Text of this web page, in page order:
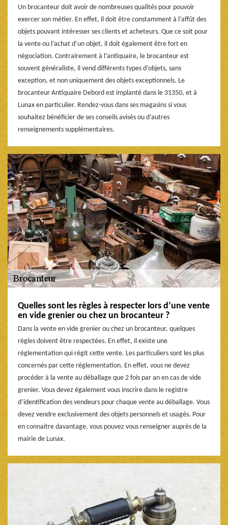
Un brocanteur doit avoir de nombreuses qualités pour pouvoir
exercer son métier. En effet, il doit être constamment à l’affût des
objets pouvant intéresser ses clients et acheteurs. Que ce soit pour
la vente ou l’achat d’un objet, il doit également être fort en
négociation. Contrairement à l’antiquaire, le brocanteur est
souvent généraliste, il vend différents types d’objets, sans
exception, et non uniquement des objets exceptionnels. Le
brocanteur Antiquaire Debord est implanté dans le 31350, et à
Lunax en particulier. Rendez-vous dans ses magasins si vous
souhaitez bénéficier de ses conseils avisés ou d’autres
renseignements supplémentaires.
Quelles sont les règles à respecter lors d’une vente
en vide grenier ou chez un brocanteur ?
Dans la vente en vide grenier ou chez un brocanteur, quelques
règles doivent être respectées. En effet, il existe une
réglementation qui régit cette vente. Les particuliers sont les plus
concernés par cette réglementation. En effet, vous ne devez
procéder à la vente au déballage que 2 fois par an en cas de vide
grenier. Vous devez également vous inscrire dans le registre
d’identification des vendeurs pour chaque vente au déballage. Vous
devez vendre exclusivement des objets personnels et usagés. Pour
en connaitre davantage, vous pouvez vous renseigner auprès de la
mairie de Lunax.